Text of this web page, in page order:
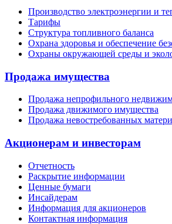
Производство электроэнергии и
Тарифы
Структура топливного баланса
Охрана здоровья и обеспечение
Охраны окружающей среды и
Продажа имущества
Продажа непрофильного
Продажа движимого имущества
Продажа невостребованных
Акционерам и инвесторам
Отчетность
Раскрытие информации
Ценные бумаги
Инсайдерам
Информация для акционеров
Контактная информация